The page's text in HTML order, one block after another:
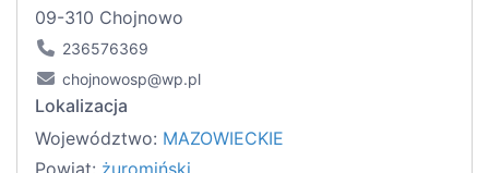
09-310 Chojnowo
236576369
chojnowosp@wp.pl
Lokalizacja
Województwo: MAZOWIECKIE